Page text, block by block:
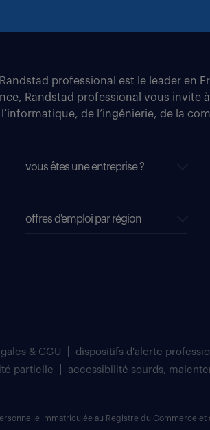
professional est le leader
Randstad professional vous
de l’ingénierie, de la
vous êtes une entreprise ?
offres d'emploi par région
& CGU dispositifs d'alerte
partielle
accessibilité sourds,
immatriculée au Registre du Commerce et